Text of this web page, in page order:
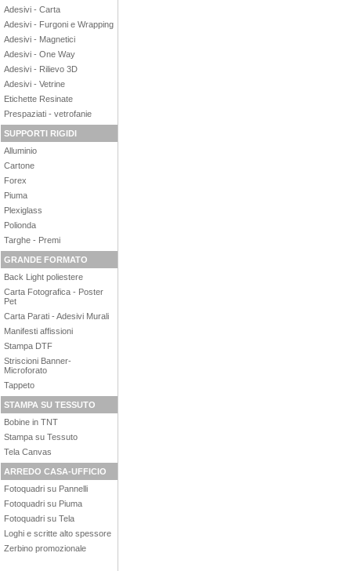
Adesivi - Carta
Adesivi - Furgoni e Wrapping
Adesivi - Magnetici
Adesivi - One Way
Adesivi - Rilievo 3D
Adesivi - Vetrine
Etichette Resinate
Prespaziati - vetrofanie
SUPPORTI RIGIDI
Alluminio
Cartone
Forex
Piuma
Plexiglass
Polionda
Targhe - Premi
GRANDE FORMATO
Back Light poliestere
Carta Fotografica - Poster
Pet
Carta Parati - Adesivi Murali
Manifesti affissioni
Stampa DTF
Striscioni Banner-
Microforato
Tappeto
STAMPA SU TESSUTO
Bobine in TNT
Stampa su Tessuto
Tela Canvas
ARREDO CASA-UFFICIO
Fotoquadri su Pannelli
Fotoquadri su Piuma
Fotoquadri su Tela
Loghi e scritte alto spessore
Zerbino promozionale